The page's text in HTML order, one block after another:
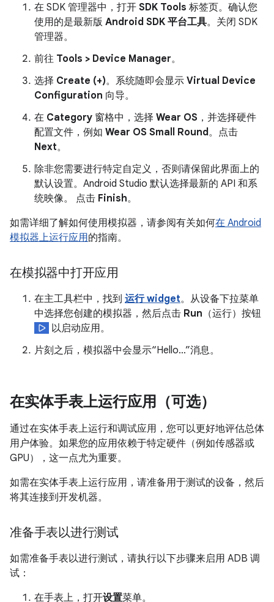
在 SDK 管理器中，打开 SDK Tools 标签页。确认您
使用的是最新版 Android SDK 平台工具。关闭 SDK
管理器。
前往 Tools > Device Manager。
选择 Create (+)。系统随即会显示 Virtual Device
Configuration 向导。
在 Category 窗格中，选择 Wear OS ，并选择硬件
配置文件，例如 Wear OS Small Round。点击
Next。
除非您需要进行特定自定义，否则请保留此界面上的
默认设置。Android Studio 默认选择最新的 API 和系
统映像。 点击 Finish。
如需详细了解如何使用模拟器，请参阅有关如何在 Android
模拟器上运行应用的指南。
在模拟器中打开应用
在主工具栏中，找到 运行 widget。从设备下拉菜单
中选择您创建的模拟器，然后点击 Run （运行）按钮
以启动应用。
片刻之后，模拟器中会显示“Hello…”消息。
在实体手表上运行应用（可选）
通过在实体手表上运行和调试应用，您可以更好地评估总体
用户体验。如果您的应用依赖于特定硬件（例如传感器或
GPU），这一点尤为重要。
如需在实体手表上运行应用，请准备用于测试的设备，然后
将其连接到开发机器。
准备手表以进行测试
如需准备手表以进行测试，请执行以下步骤来启用 ADB 调
试：
在手表上，打开设置菜单。